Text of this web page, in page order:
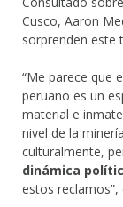
Cusco, Aaron
sorprenden este
“Me parece que
peruano es un
material e
nivel de la
culturalmente,
dinámica
estos